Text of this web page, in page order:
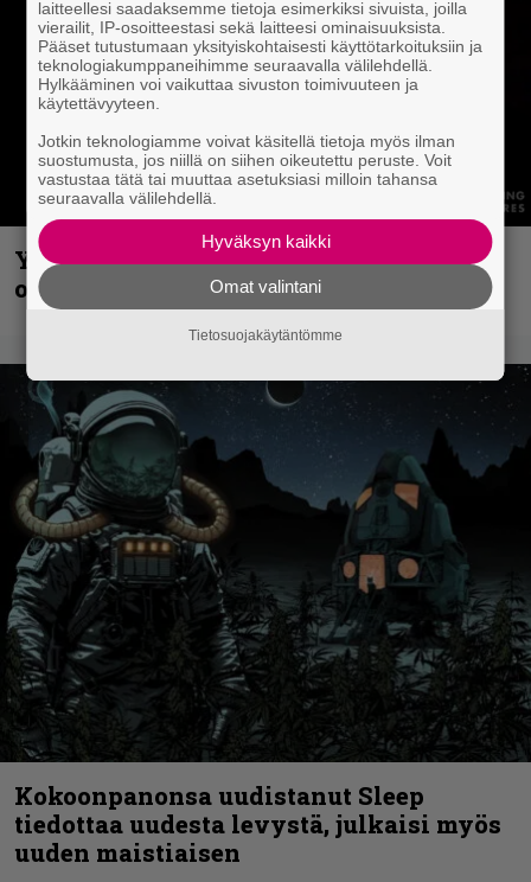
Yngwie Malmsteen iskee jälleen – Now
or Never -single tulevalta levyltä julki
Kokoonpanonsa uudistanut Sleep
tiedottaa uudesta levystä, julkaisi myös
uuden maistiaisen
laitteellesi saadaksemme tietoja esimerkiksi sivuista, joilla
vierailit, IP-osoitteestasi sekä laitteesi ominaisuuksista.
Pääset tutustumaan yksityiskohtaisesti käyttötarkoituksiin ja
teknologiakumppaneihimme seuraavalla välilehdellä.
Hylkääminen voi vaikuttaa sivuston toimivuuteen ja
käytettävyyteen.
Jotkin teknologiamme voivat käsitellä tietoja myös ilman
suostumusta, jos niillä on siihen oikeutettu peruste. Voit
vastustaa tätä tai muuttaa asetuksiasi milloin tahansa
seuraavalla välilehdellä.
Hyväksyn kaikki
Omat valintani
Tietosuojakäytäntömme